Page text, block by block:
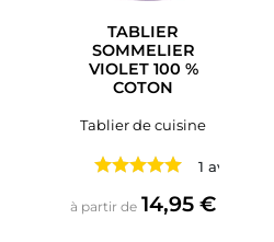
TABLIER
SOMMELIER
VIOLET 100 %
COTON
Tablier de cuisine
1 avis
à partir de Prix
14,95 €